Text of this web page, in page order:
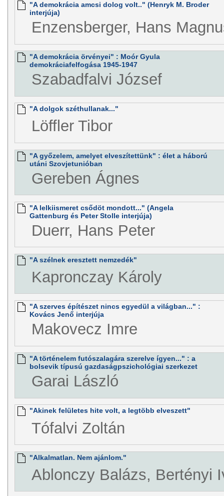
"A demokrácia amcsi dolog volt.." (Henryk M. Broder
interjúja)
Enzensberger, Hans
"A demokrácia örvényei" : Moór Gyula
demokráciafelfogása 1945-1947
Szabadfalvi József
"A dolgok széthullanak..."
Löffler Tibor
"A győzelem, amelyet elveszítettünk" : élet a háború
utáni Szovjetunióban
Gereben Ágnes
"A lelkiismeret csődöt mondott..." (Angela
Gattenburg és Peter Stolle interjúja)
Duerr, Hans Peter
"A szélnek eresztett nemzedék"
Kapronczay Károly
"A szerves építészet nincs egyedül a világban..." :
Kovács Jenő interjúja
Makovecz Imre
"A történelem futószalagára szerelve ígyen..." : a
bolsevik típusú gazdaságpszichológiai szerkezet
Garai László
"Akinek felületes hite volt, a legtöbb elveszett"
Tófalvi Zoltán
"Alkalmatlan. Nem ajánlom."
Ablonczy Balázs, Bertényi